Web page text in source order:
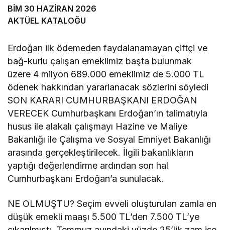
BİM 30 HAZİRAN 2026
AKTÜEL KATALOĞU
Erdoğan ilk ödemeden faydalanamayan çiftçi ve
bağ-kurlu çalışan emeklimiz başta bulunmak
üzere 4 milyon 689.000 emeklimiz de 5.000 TL
ödenek hakkından yararlanacak sözlerini söyledi
SON KARARI CUMHURBAŞKANI ERDOĞAN
VERECEK Cumhurbaşkanı Erdoğan’ın talimatıyla
husus ile alakalı çalışmayı Hazine ve Maliye
Bakanlığı ile Çalışma ve Sosyal Emniyet Bakanlığı
arasında gerçekleştirilecek. İlgili bakanlıkların
yaptığı değerlendirme ardından son hal
Cumhurbaşkanı Erdoğan’a sunulacak.
NE OLMUŞTU? Seçim evveli oluşturulan zamla en
düşük emekli maaşı 5.500 TL’den 7.500 TL’ye